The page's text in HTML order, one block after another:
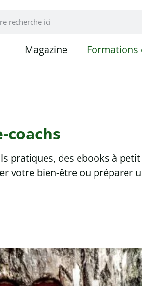
Magazine Formations
coachs
pratiques, des ebooks à
votre bien-être ou préparer